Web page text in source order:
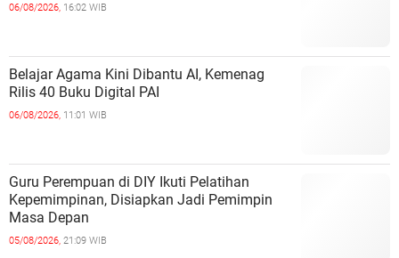
06/08/2026, 16:02 WIB
Belajar Agama Kini Dibantu AI, Kemenag
Rilis 40 Buku Digital PAI
06/08/2026, 11:01 WIB
Guru Perempuan di DIY Ikuti Pelatihan
Kepemimpinan, Disiapkan Jadi Pemimpin
Masa Depan
05/08/2026, 21:09 WIB